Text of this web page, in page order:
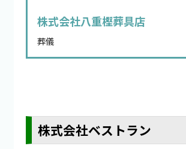
株式会社八重樫葬具店
葬儀
株式会社ベストラン